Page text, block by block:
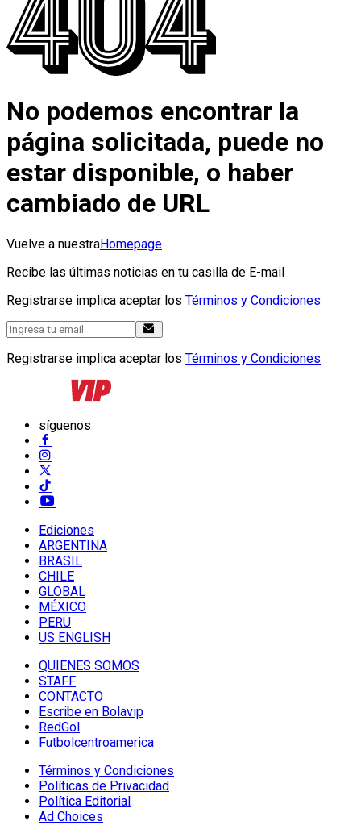
No podemos encontrar la
página solicitada, puede no
estar disponible, o haber
cambiado de URL
Vuelve a nuestraHomepage
Recibe las últimas noticias en tu casilla de E-mail
Registrarse implica aceptar los Términos y Condiciones
Registrarse implica aceptar los Términos y Condiciones
síguenos
Ediciones
ARGENTINA
BRASIL
CHILE
GLOBAL
MÉXICO
PERU
US ENGLISH
QUIENES SOMOS
STAFF
CONTACTO
Escribe en Bolavip
RedGol
Futbolcentroamerica
Términos y Condiciones
Políticas de Privacidad
Política Editorial
Ad Choices